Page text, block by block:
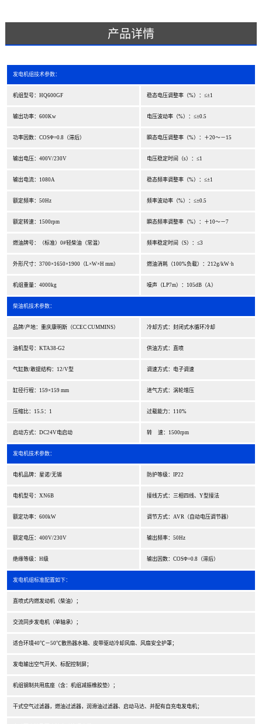
产品详情
发电机组技术参数：
机组型号：HQ600GF 稳态电压调整率（%）：≤±1
输出功率：600Kw 电压波动率（%）：≤±0.5
功率因数：COSΦ=0.8（滞后） 瞬态电压调整率（%）：＋20～－15
输出电压：400V/230V 电压稳定时间（s）：≤1
输出电流：1080A 稳态频率调整率（%）：≤±1
额定频率：50Hz 频率波动率（%）：≤±0.5
额定转速：1500rpm 瞬态频率调整率（%）：＋10～－7
燃油牌号：（标准）0#轻柴油（常温） 频率稳定时间（S）：≤3
外形尺寸：3700×1650×1900（L×W×H mm） 燃油消耗（100%负载）：212g/kW·h
机组重量：4000kg 噪声（LP7m）：105dB（A）
柴油机技术参数：
品牌/产地：重庆康明斯（CCEC CUMMINS） 冷却方式：封闭式水循环冷却
油机型号：KTA38-G2 供油方式：直喷
气缸数/敢提结构：12/V型 调速方式：电子调速
缸径行程：159×159 mm 进气方式：涡轮增压
压缩比：15.5：1 过载能力：110%
启动方式：DC24V电启动 转 速：1500rpm
发电机技术参数：
电机品牌：星诺/无锡 防护等级：IP22
电机型号：XN6B 接线方式：三相四线、Y型接法
额定功率：600kW 调节方式：AVR（自动电压调节器）
额定电压：400V/230V 输出频率：50Hz
绝缘等级：H级 输出因数：COSΦ=0.8（滞后）
发电机组标准配置如下：
直喷式内燃发动机（柴油）；
交流同步发电机（单轴承）；
适合环境40℃－50℃散热器水箱、皮带驱动冷却风扇、风扇安全护罩；
发电输出空气开关、标配控制屏；
机组钢制共用底座（含：机组减振橡胶垫）；
干式空气过滤器，燃油过滤器，润滑油过滤器、启动马达、并配有自充电发电机；